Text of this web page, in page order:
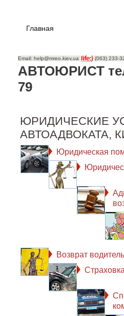
Главная
Email: help@mreo.kiev.ua (063) 233-
АВТОЮРИСТ
79
ЮРИДИЧЕСКИЕ
АВТОАДВОКАТА,
Юридическая
Возврат